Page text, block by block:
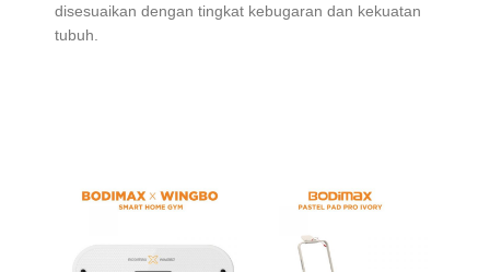
disesuaikan dengan tingkat kebugaran dan kekuatan
tubuh.